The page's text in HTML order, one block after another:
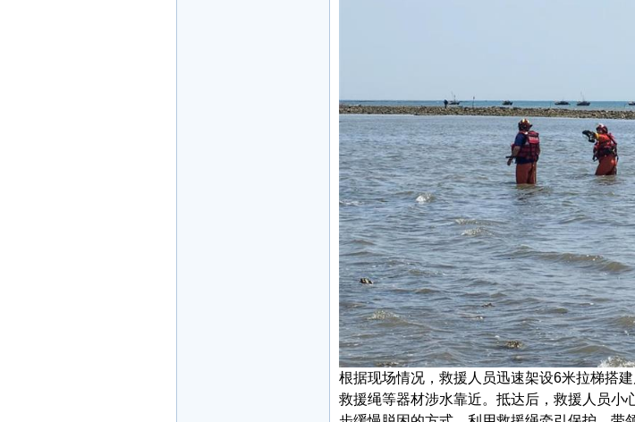
根据现场情况，救援人员迅速架设6米拉梯搭
救援绳等器材涉水靠近。抵达后，救援人员小